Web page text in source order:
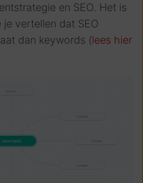
en SEO. Het is
vertellen dat SEO
dan keywords (lees hier